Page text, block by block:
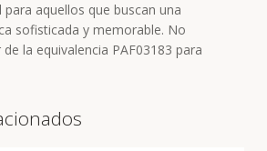
aquellos que buscan una
sofisticada y memorable. No
la equivalencia PAF03183 para